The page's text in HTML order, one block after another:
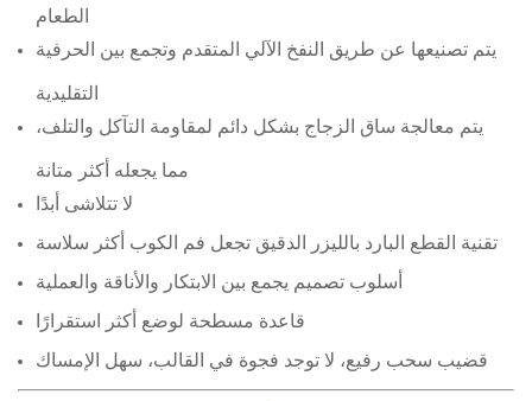
الطعام
يتم تصنيعها عن طريق النفخ الآلي المتقدم وتجمع بين الحرفية
التقليدية
يتم معالجة ساق الزجاج بشكل دائم لمقاومة التآكل والتلف،
مما يجعله أكثر متانة
لا تتلاشى أبدًا
تقنية القطع البارد بالليزر الدقيق تجعل فم الكوب أكثر سلاسة
أسلوب تصميم يجمع بين الابتكار والأناقة والعملية
قاعدة مسطحة لوضع أكثر استقرارًا
قضيب سحب رفيع، لا توجد فجوة في القالب، سهل الإمساك